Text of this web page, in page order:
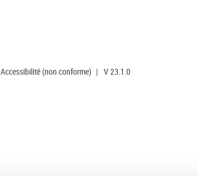
Accessibilité (non conforme) | V 23.1.0